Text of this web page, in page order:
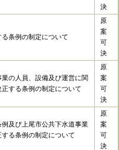
決
る条例の制定について
原
案
可
決
の人員、設備及び運営に関
する条例の制定について
原
案
可
決
例及び上尾市公共下水道事業
る条例の制定について
原
案
可
決